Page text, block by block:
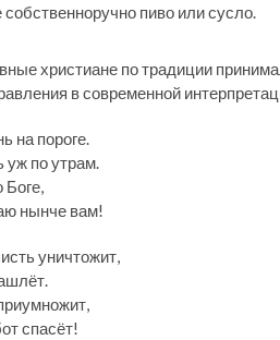
собственноручно пиво или сусло.
христиане по традиции
в современной
на пороге.
уж по утрам.
Боге,
нынче вам!
уничтожит,
спасёт!